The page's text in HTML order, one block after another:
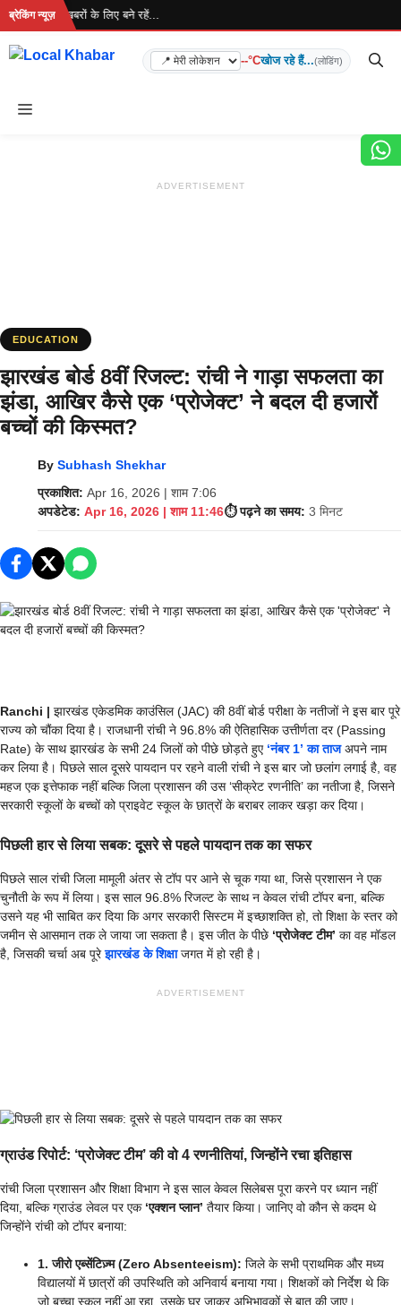
Skip
content
ब्रेकिंग न्यूज़
है... ताज़ा खबरों के लिए बने रहें...
--°Cखोज रहे हैं...(लोडिंग)
Menu
ADVERTISEMENT
EDUCATION
झारखंड बोर्ड 8वीं रिजल्ट: रांची ने गाड़ा सफलता का
झंडा, आखिर कैसे एक ‘प्रोजेक्ट’ ने बदल दी हजारों
बच्चों की किस्मत?
By Subhash Shekhar
प्रकाशित: Apr 16, 2026 | शाम 7:06
अपडेटेड: Apr 16, 2026 | शाम 11:46⏱️ पढ़ने का समय: 3 मिनट
Ranchi | झारखंड एकेडमिक काउंसिल (JAC) की 8वीं बोर्ड परीक्षा के नतीजों ने इस बार पूरे
राज्य को चौंका दिया है। राजधानी रांची ने 96.8% की ऐतिहासिक उत्तीर्णता दर (Passing
Rate) के साथ झारखंड के सभी 24 जिलों को पीछे छोड़ते हुए ‘नंबर 1’ का ताजअपने नाम
कर लिया है। पिछले साल दूसरे पायदान पर रहने वाली रांची ने इस बार जो छलांग लगाई है, वह
महज एक इत्तेफाक नहीं बल्कि जिला प्रशासन की उस ‘सीक्रेट रणनीति’ का नतीजा है, जिसने
सरकारी स्कूलों के बच्चों को प्राइवेट स्कूल के छात्रों के बराबर लाकर खड़ा कर दिया।
पिछली हार से लिया सबक: दूसरे से पहले पायदान तक का सफर
पिछले साल रांची जिला मामूली अंतर से टॉप पर आने से चूक गया था, जिसे प्रशासन ने एक
चुनौती के रूप में लिया। इस साल 96.8% रिजल्ट के साथ न केवल रांची टॉपर बना, बल्कि
उसने यह भी साबित कर दिया कि अगर सरकारी सिस्टम में इच्छाशक्ति हो, तो शिक्षा के स्तर को
जमीन से आसमान तक ले जाया जा सकता है। इस जीत के पीछे ‘प्रोजेक्ट टीम’ का वह मॉडल
है, जिसकी चर्चा अब पूरेझारखंड के शिक्षाजगत में हो रही है।
ADVERTISEMENT
ग्राउंड रिपोर्ट: ‘प्रोजेक्ट टीम’ की वो 4 रणनीतियां, जिन्होंने रचा इतिहास
रांची जिला प्रशासन और शिक्षा विभाग ने इस साल केवल सिलेबस पूरा करने पर ध्यान नहीं
दिया, बल्कि ग्राउंड लेवल पर एक ‘एक्शन प्लान’ तैयार किया। जानिए वो कौन से कदम थे
जिन्होंने रांची को टॉपर बनाया:
1. जीरो एब्सेंटिज़्म (Zero Absenteeism): जिले के सभी प्राथमिक और मध्य
विद्यालयों में छात्रों की उपस्थिति को अनिवार्य बनाया गया। शिक्षकों को निर्देश थे कि
जो बच्चा स्कूल नहीं आ रहा, उसके घर जाकर अभिभावकों से बात की जाए।